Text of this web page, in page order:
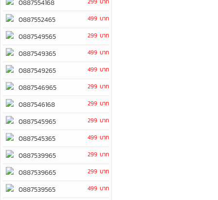
0887554168
0887552465 499 บาท
0887549565 299 บาท
0887549365 499 บาท
0887549265 499 บาท
0887546965 299 บาท
0887546168 299 บาท
0887545965 299 บาท
0887545365 499 บาท
0887539965 299 บาท
0887539665 299 บาท
0887539565 499 บาท